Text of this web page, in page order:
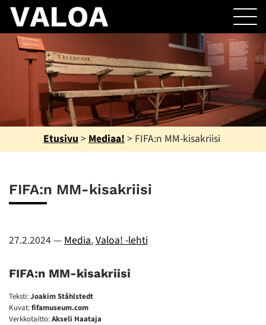
Etusivu > Mediaa! > FIFA:n MM-kisakriisi
FIFA:n MM-kisakriisi
27.2.2024— Media,Valoa! -lehti
FIFA:n MM-kisakriisi
Teksti:Joakim Ståhlstedt
Kuvat:fifamuseum.com
Verkkotaitto:Akseli Haataja